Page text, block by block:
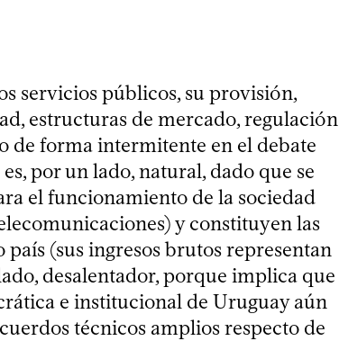
servicios públicos, su provisión,
estructuras de mercado, regulación
de forma intermitente en el debate
por un lado, natural, dado que se
el funcionamiento de la sociedad
y constituyen las
país (sus ingresos brutos representan
desalentador, porque implica que
e institucional de Uruguay aún
técnicos amplios respecto de